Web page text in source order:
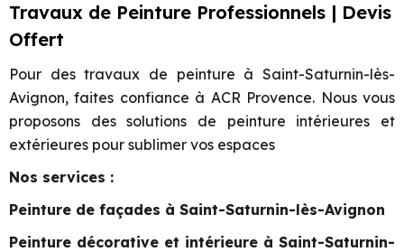
Travaux de Peinture Professionnels | Devis
Offert
Pour des travaux de peinture à Saint-Saturnin-lès-
Avignon, faites confiance à ACR Provence. Nous vous
proposons des solutions de peinture intérieures et
extérieures pour sublimer vos espaces
Nos services :
Peinture de façades à Saint-Saturnin-lès-Avignon
Peinture décorative et intérieure à Saint-Saturnin-